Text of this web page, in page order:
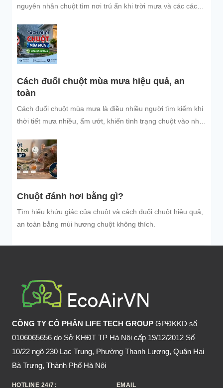
nguyên nhân chuột tìm nơi trú ẩn khi trời mưa và các cách
bảo vệ không gian sống sạch sẽ.
Cách đuổi chuột mùa mưa hiệu quả, an
toàn
Cách đuổi chuột mùa mưa là điều nhiều người tìm kiếm khi
thời tiết mưa nhiều, ẩm ướt, khiến tình trạng chuột vào nhà
Chuột đánh hơi bằng gì?
Tìm hiểu khứu giác của chuột và cách đuổi chuột hiệu quả,
an toàn bằng mùi hương chuột không thích.
CÔNG TY CỔ PHẦN LIFE TECH GROUP GPĐKKD số
0106065656 do Sở KHĐT TP Hà Nội cấp 19/12/2012 Số
10/22 ngõ 230 Lạc Trung, Phường Thanh Lương, Quận Hai
Bà Trưng, Thành Phố Hà Nội
HOTLINE 24/7: EMAIL